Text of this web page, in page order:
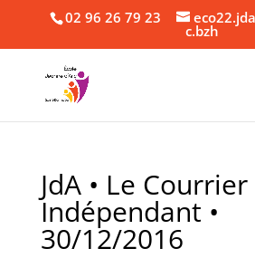
02 96 26 79 23
c.bzh
JdA • Le Courrier
Indépendant •
30/12/2016